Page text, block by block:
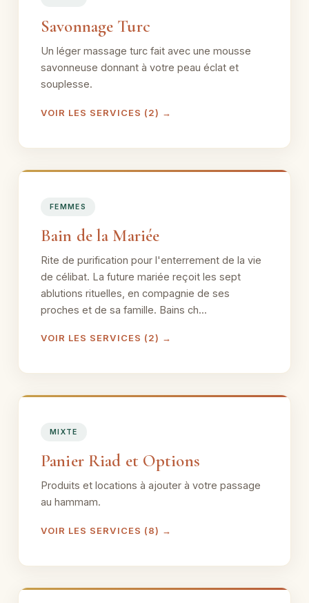
Savonnage Turc
Un léger massage turc fait avec une mousse
savonneuse donnant à votre peau éclat et
souplesse.
VOIR LES SERVICES (2) →
FEMMES
Bain de la Mariée
Rite de purification pour l'enterrement de la vie
de célibat. La future mariée reçoit les sept
ablutions rituelles, en compagnie de ses
proches et de sa famille. Bains ch...
VOIR LES SERVICES (2) →
MIXTE
Panier Riad et Options
Produits et locations à ajouter à votre passage
au hammam.
VOIR LES SERVICES (8) →